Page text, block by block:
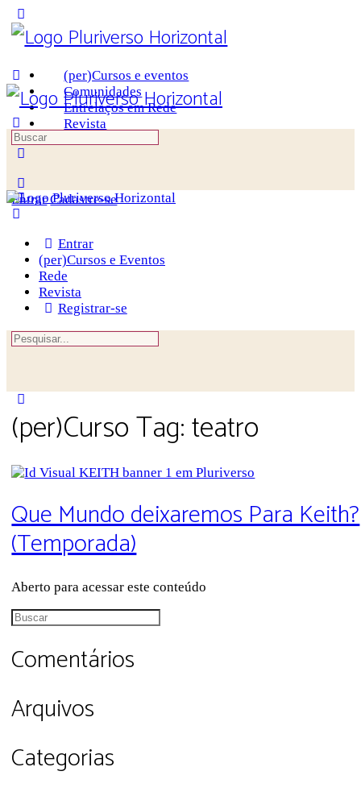
Panel
(per)Cursos e eventos
Comunidades
Entrelaços em Rede
Revista
Entrar Cadastre-se
Procurar
por:
Entrar
(per)Cursos e Eventos
Rede
Revista
Registrar-se
Procurar
search
(per)Curso Tag:teatro
Que Mundo deixaremos Para Keith?
(Temporada)
Aberto para acessar este conteúdo
Procurar
Comentários
Arquivos
Categorias